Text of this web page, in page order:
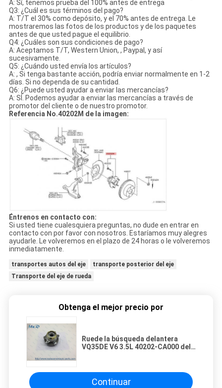
A: Sí, tenemos prueba del 100% antes de entrega
Q3: ¿Cuál es sus términos del pago?
A: T/T el 30% como depósito, y el 70% antes de entrega. Le
mostraremos las fotos de los productos y de los paquetes
antes de que usted pague el equilibrio.
Q4: ¿Cuáles son sus condiciones de pago?
A: Aceptamos T/T, Western Union, , Paypal, y así
sucesivamente.
Q5: ¿Cuándo usted envía los artículos?
A: , Si tenga bastante acción, podría enviar normalmente en 1-2
días. Si no dependa de su cantidad.
Q6: ¿Puede usted ayudar a enviar las mercancías?
A: SÍ. Podemos ayudar a enviar las mercancías a través de
promotor del cliente o de nuestro promotor.
Referencia No.40202M de la imagen:
Éntrenos en contacto con:
Si usted tiene cualesquiera preguntas, no dude en entrar en
contacto con por favor con nosotros. Estaríamos muy alegres
ayudarle. Le volveremos en el plazo de 24 horas o le volveremos
inmediatamente.
transportes autos del eje
transporte posterior del eje
Transporte del eje de rueda
Obtenga el mejor precio por
Ruede la búsqueda delantera
VQ35DE V6 3.5L 40202-CA000 del
Continuar